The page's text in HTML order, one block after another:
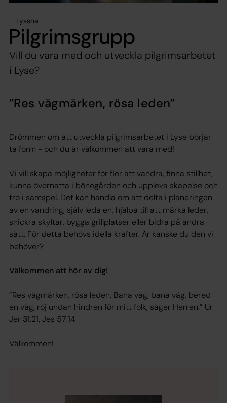
Lyssna
Pilgrimsgrupp
Vill du vara med och utveckla pilgrimsarbetet
i Lyse?
”Res vägmärken, rösa leden”
Drömmen om att utveckla pilgrimsarbetet i Lyse börjar
ta form - och du är välkommen att vara med!
Vi vill skapa möjligheter för fler att vandra, finna stillhet,
kunna övernatta i bönegården och uppleva skapelse och
tro i samspel. Det kan handla om att delta i planeringen
av en vandring, själv leda en, hjälpa till att märka leder,
snickra skyltar, bygga grillplatser eller bidra på andra
sätt. För detta behövs idella krafter. Är kanske du den vi
behöver?
Välkommen att hör av dig!
”Res vägmärken, rösa leden. Bana väg, bana väg, bered
en väg, röj undan hindren för mitt folk, säger Herren.” Ur
Jer 31:21, Jes 57:14
Välkommen!